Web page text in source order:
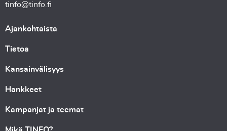
tinfo@tinfo.fi
Ajankohtaista
Tietoa
Kansainvälisyys
Hankkeet
Kampanjat ja teemat